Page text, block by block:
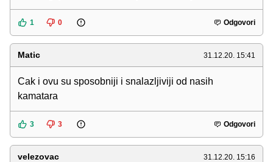
1 0 Odgovori
Matic 31.12.20. 15:41
Cak i ovu su sposobniji i snalazljiviji od nasih
kamatara
3 3 Odgovori
velezovac 31.12.20. 15:16